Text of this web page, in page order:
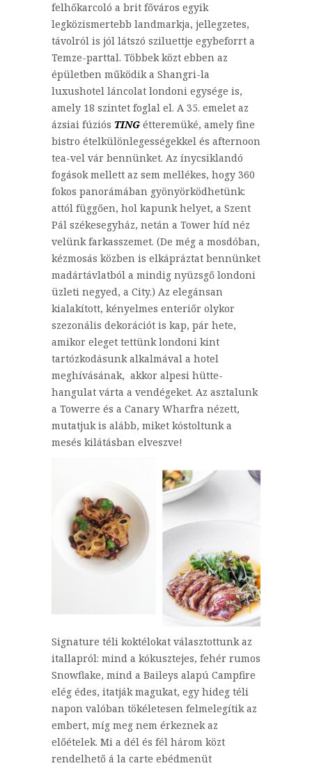
felhőkarcoló a brit főváros egyik
legközismertebb landmarkja, jellegzetes,
távolról is jól látszó sziluettje egybeforrt a
Temze-parttal. Többek közt ebben az
épületben működik a Shangri-la
luxushotel láncolat londoni egysége is,
amely 18 szintet foglal el. A 35. emelet az
ázsiai fúziós TING étteremüké, amely fine
bistro ételkülönlegességekkel és afternoon
tea-vel vár bennünket. Az ínycsiklandó
fogások mellett az sem mellékes, hogy 360
fokos panorámában gyönyörködhetünk:
attól függően, hol kapunk helyet, a Szent
Pál székesegyház, netán a Tower híd néz
velünk farkasszemet. (De még a mosdóban,
kézmosás közben is elkápráztat bennünket
madártávlatból a mindig nyüzsgő londoni
üzleti negyed, a City.) Az elegánsan
kialakított, kényelmes enteriőr olykor
szezonális dekorációt is kap, pár hete,
amikor eleget tettünk londoni kint
tartózkodásunk alkalmával a hotel
meghívásának, akkor alpesi hütte-
hangulat várta a vendégeket. Az asztalunk
a Towerre és a Canary Wharfra nézett,
mutatjuk is alább, miket kóstoltunk a
mesés kilátásban elveszve!
Signature téli koktélokat választottunk az
itallapról: mind a kókusztejes, fehér rumos
Snowflake, mind a Baileys alapú Campfire
elég édes, itatják magukat, egy hideg téli
napon valóban tökéletesen felmelegítik az
embert, míg meg nem érkeznek az
előételek. Mi a dél és fél három közt
rendelhető á la carte ebédmenüt